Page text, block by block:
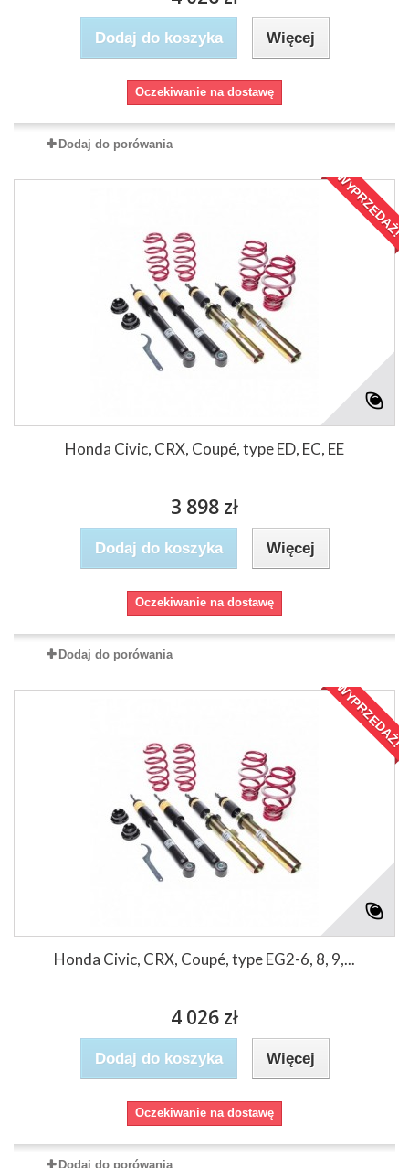
Dodaj do koszyka Więcej
Oczekiwanie na dostawę
Dodaj do porówania
WYPRZEDAŻ!
Honda Civic, CRX, Coupé, type ED, EC, EE
3 898 zł
Dodaj do koszyka Więcej
Oczekiwanie na dostawę
Dodaj do porówania
WYPRZEDAŻ!
Honda Civic, CRX, Coupé, type EG2-6, 8, 9,...
4 026 zł
Dodaj do koszyka Więcej
Oczekiwanie na dostawę
Dodaj do porówania